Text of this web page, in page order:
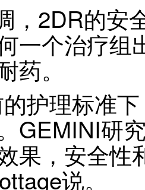
2DR的安
一个治疗组
药。
理标准下
GEMINI研
果，安全性
说。